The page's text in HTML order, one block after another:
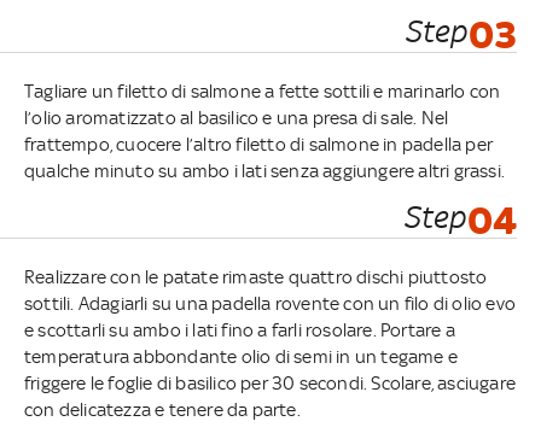
Step03
Tagliare un filetto di salmone a fette sottili e marinarlo con
l’olio aromatizzato al basilico e una presa di sale. Nel
frattempo, cuocere l’altro filetto di salmone in padella per
qualche minuto su ambo i lati senza aggiungere altri grassi.
Step04
Realizzare con le patate rimaste quattro dischi piuttosto
sottili. Adagiarli su una padella rovente con un filo di olio evo
e scottarli su ambo i lati fino a farli rosolare. Portare a
temperatura abbondante olio di semi in un tegame e
friggere le foglie di basilico per 30 secondi. Scolare, asciugare
con delicatezza e tenere da parte.